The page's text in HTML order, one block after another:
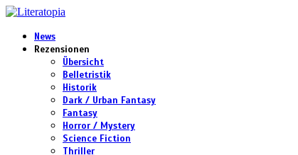
News
Rezensionen
Übersicht
Belletristik
Historik
Dark / Urban Fantasy
Fantasy
Horror / Mystery
Science Fiction
Thriller